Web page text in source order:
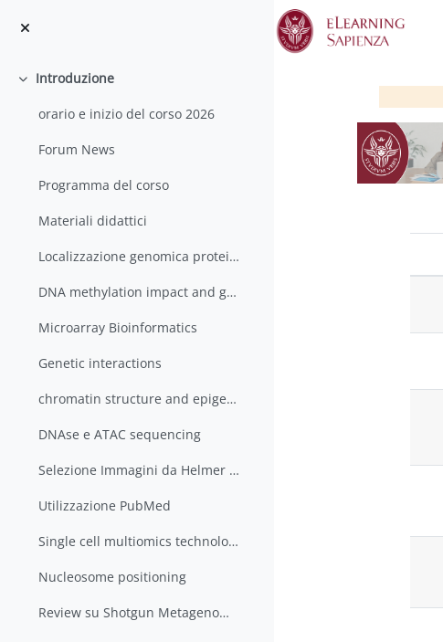
Minimizza
Introduzione
orario e inizio del corso 2026
Forum News
Programma del corso
Materiali didattici
Localizzazione genomica proteine
DNA methylation impact and genomewide mapping
Microarray Bioinformatics
Genetic interactions
chromatin structure and epigenetics
DNAse e ATAC sequencing
Selezione Immagini da Helmer Citterich
Utilizzazione PubMed
Single cell multiomics technologies
Nucleosome positioning
Review su Shotgun Metagenomics